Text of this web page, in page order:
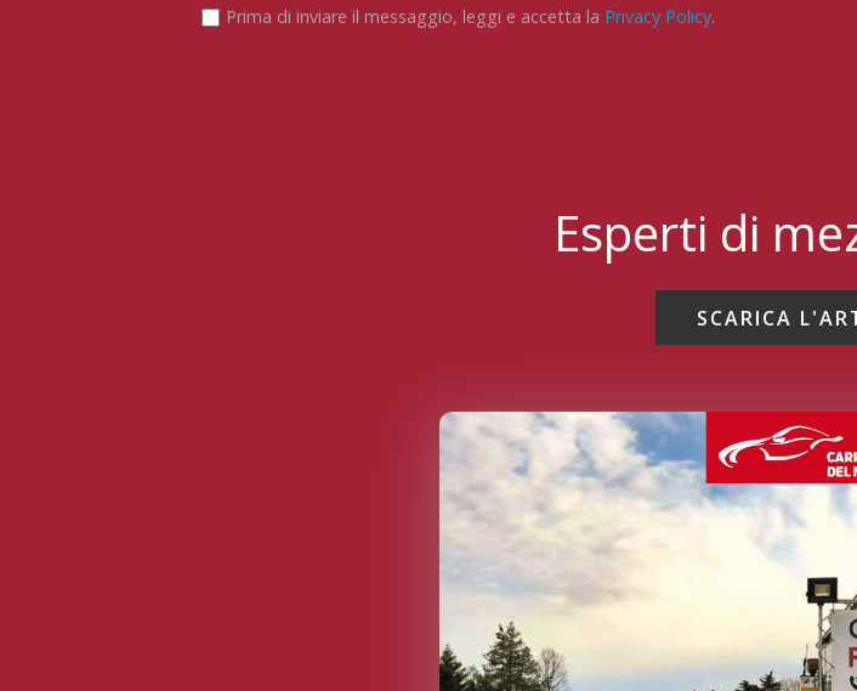
Prima di inviare il messaggio, leggi e accetta la Privacy Policy.
Esperti di
SCARICA